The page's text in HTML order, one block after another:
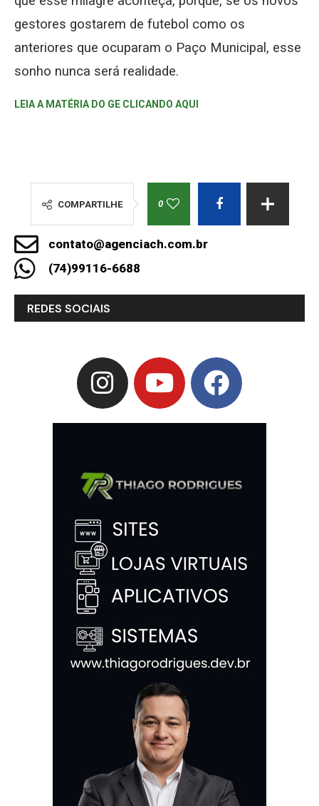
gestores gostarem de futebol como os
anteriores que ocuparam o Paço Municipal, esse
sonho nunca será realidade.
LEIA A MATÉRIA DO GE CLICANDO AQUI
COMPARTILHE 0
contato@agenciach.com.br
(74)99116-6688
REDES SOCIAIS